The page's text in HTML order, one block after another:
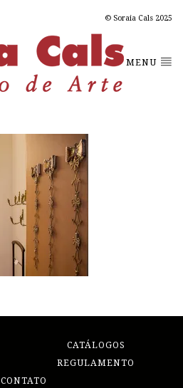
© Soraia Cals 2025
MENU
CATÁLOGOS
REGULAMENTO
CONTATO